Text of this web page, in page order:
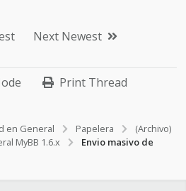
Next Newest
Print Thread
en General Papelera
(Archivo)
MyBB 1.6.x
Envio masivo de